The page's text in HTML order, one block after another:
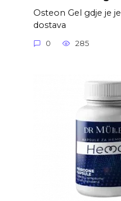
Osteon Gel gdje je
dostava
0 285